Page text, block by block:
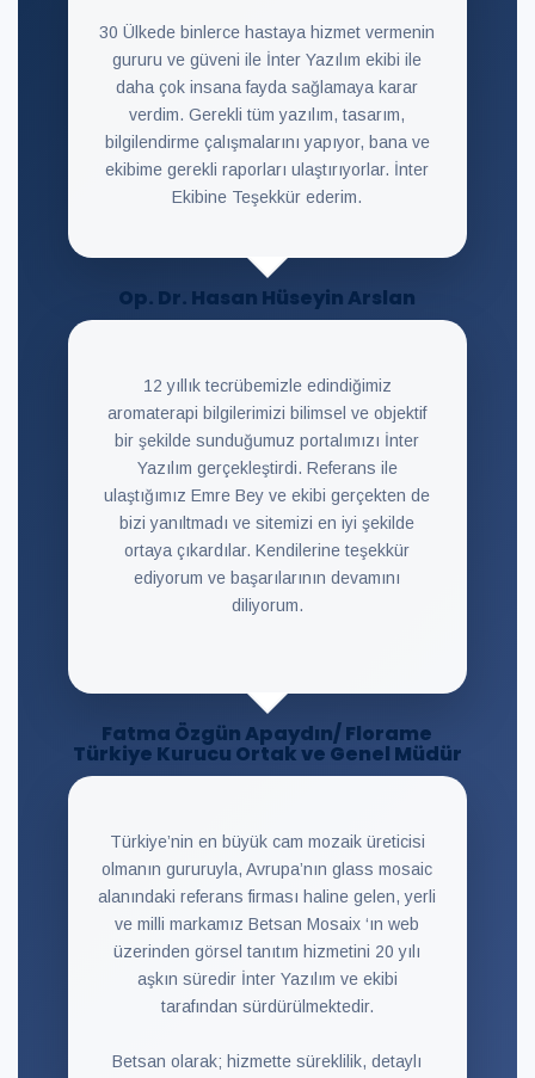
30 Ülkede binlerce hastaya hizmet vermenin
gururu ve güveni ile İnter Yazılım ekibi ile
daha çok insana fayda sağlamaya karar
verdim. Gerekli tüm yazılım, tasarım,
bilgilendirme çalışmalarını yapıyor, bana ve
ekibime gerekli raporları ulaştırıyorlar. İnter
Ekibine Teşekkür ederim.
Op. Dr. Hasan Hüseyin Arslan
12 yıllık tecrübemizle edindiğimiz
aromaterapi bilgilerimizi bilimsel ve objektif
bir şekilde sunduğumuz portalımızı İnter
Yazılım gerçekleştirdi. Referans ile
ulaştığımız Emre Bey ve ekibi gerçekten de
bizi yanıltmadı ve sitemizi en iyi şekilde
ortaya çıkardılar. Kendilerine teşekkür
ediyorum ve başarılarının devamını
diliyorum.
Fatma Özgün Apaydın/ Florame
Türkiye Kurucu Ortak ve Genel Müdür
Türkiye’nin en büyük cam mozaik üreticisi
olmanın gururuyla, Avrupa’nın glass mosaic
alanındaki referans firması haline gelen, yerli
ve milli markamız Betsan Mosaix ‘ın web
üzerinden görsel tanıtım hizmetini 20 yılı
aşkın süredir İnter Yazılım ve ekibi
tarafından sürdürülmektedir.
Betsan olarak; hizmette süreklilik, detaylı